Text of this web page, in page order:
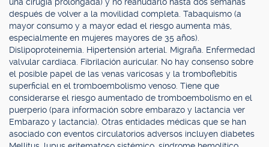
después de volver a la movilidad completa. Tabaquismo (a
mayor consumo y a mayor edad el riesgo aumenta más,
especialmente en mujeres mayores de 35 años).
Dislipoproteinemia. Hipertensión arterial. Migraña. Enfermedad
valvular cardíaca. Fibrilación auricular. No hay consenso sobre
el posible papel de las venas varicosas y la tromboflebitis
superficial en el tromboembolismo venoso. Tiene que
considerarse el riesgo aumentado de tromboembolismo en el
puerperio (para información sobre embarazo y lactancia ver
Embarazo y lactancia). Otras entidades médicas que se han
asociado con eventos circulatorios adversos incluyen diabetes